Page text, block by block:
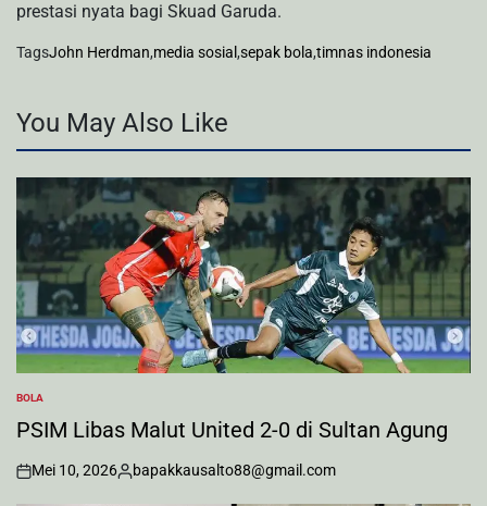
prestasi nyata bagi Skuad Garuda.
TagsJohn Herdman,media sosial ,sepak bola,timnas indonesia
You May Also Like
POSTED
IN
BOLA
PSIM Libas Malut United 2-0 di Sultan Agung
on
Mei 10, 2026
Posted
bapakkausalto88@gmail.com